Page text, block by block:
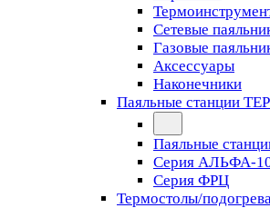
Сетевые
Газовые
Аксессуары
Наконечники
Паяльные станции
Паяльные
Серия АЛЬФА-
Серия ФРЦ
Термостолы/